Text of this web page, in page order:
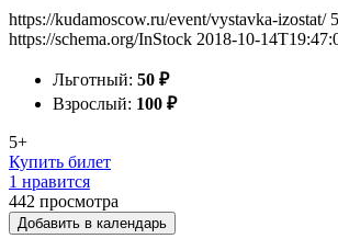
https://kudamoscow.ru/event/vystavka-izostat/
https://schema.org/InStock 2018-10-
Льготный: 50 ₽
Взрослый: 100 ₽
5+
Купить билет
1 нравится
442 просмотра
Добавить в календарь